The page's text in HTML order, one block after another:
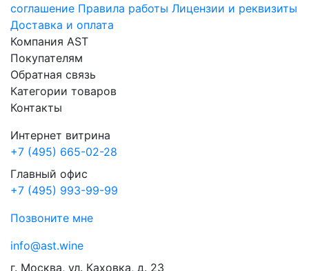
соглашение Правила работы Лицензии и реквизиты
Доставка и оплата
Компания AST
Покупателям
Обратная связь
Категории товаров
Контакты
Интернет витрина
+7 (495) 665-02-28
Главный офис
+7 (495) 993-99-99
Позвоните мне
info@ast.wine
г. Москва, ул. Каховка, д. 23